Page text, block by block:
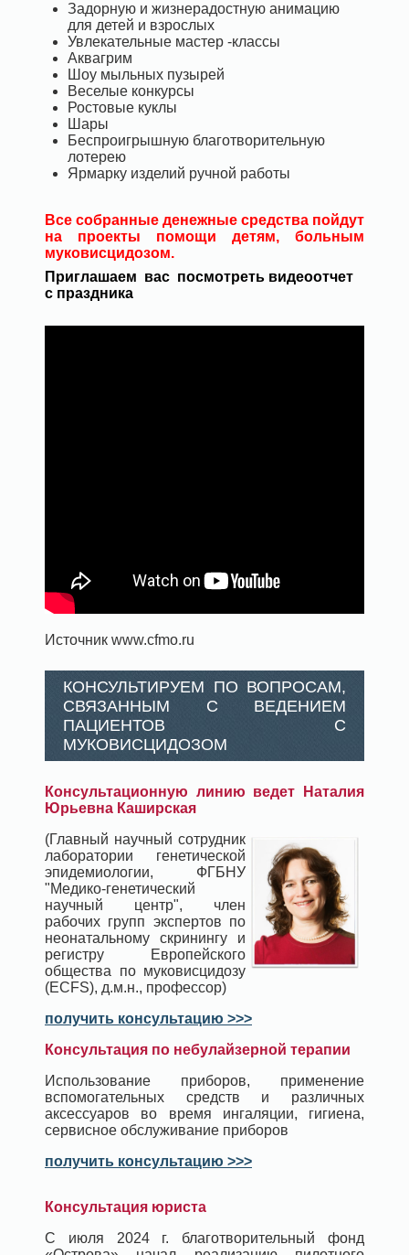
Задорную и жизнерадостную анимацию
для детей и взрослых
Увлекательные мастер -классы
Аквагрим
Шоу мыльных пузырей
Веселые конкурсы
Ростовые куклы
Шары
Беспроигрышную благотворительную
лотерею
Ярмарку изделий ручной работы
Все собранные денежные средства пойдут
на проекты помощи детям, больным
муковисцидозом.
Приглашаем вас посмотреть видеоотчет
с праздника
Источник www.cfmo.ru
КОНСУЛЬТИРУЕМ ПО ВОПРОСАМ,
СВЯЗАННЫМ С ВЕДЕНИЕМ
ПАЦИЕНТОВ С
МУКОВИСЦИДОЗОМ
Консультационную линию ведет Наталия
Юрьевна Каширская
(Главный научный сотрудник
лаборатории генетической
эпидемиологии, ФГБНУ
"Медико-генетический
научный центр", член
рабочих групп экспертов по
неонатальному скринингу и
регистру Европейского
общества по муковисцидозу
(ECFS), д.м.н., профессор)
получить консультацию >>>
Консультация по небулайзерной терапии
Использование приборов, применение
вспомогательных средств и различных
аксессуаров во время ингаляции, гигиена,
сервисное обслуживание приборов
получить консультацию >>>
Консультация юриста
С июля 2024 г. благотворительный фонд